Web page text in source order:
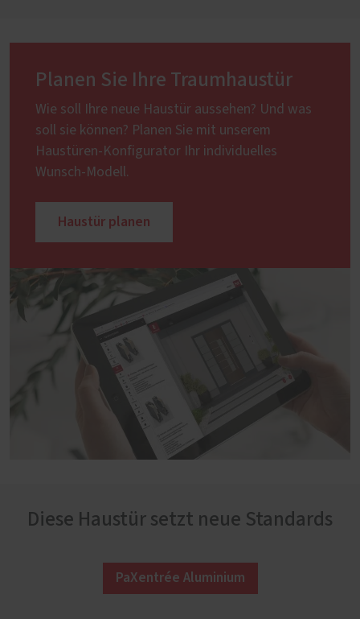
Planen Sie Ihre Traumhaustür
Wie soll Ihre neue Haustür aussehen? Und was
soll sie können? Planen Sie mit unserem
Haustüren-Konfigurator Ihr individuelles
Wunsch-Modell.
Haustür planen
Diese Haustür setzt neue Standards
PaXentrée Aluminium